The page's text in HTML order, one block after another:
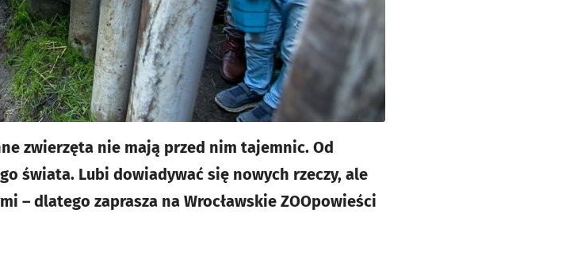
zwierzęta nie mają przed nim tajemnic. Od
świata. Lubi dowiadywać się nowych rzeczy, ale
– dlatego zaprasza na Wrocławskie ZOOpowieści